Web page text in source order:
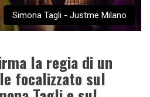
Simona Tagli - Justme Milano
la regia di un
focalizzato sul